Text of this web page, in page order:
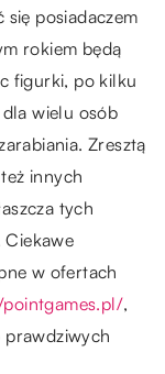
posiadaczem
rokiem będą
figurki, po kilku
wielu osób
Zresztą
innych
tych
Ciekawe
w ofertach
,
prawdziwych